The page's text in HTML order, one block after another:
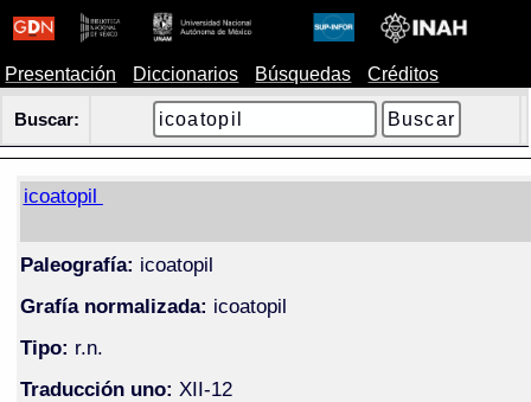
Presentación Diccionarios Búsquedas Créditos
Buscar:
icoatopil
Paleografía: icoatopil
Grafía normalizada: icoatopil
Tipo: r.n.
Traducción uno: XII-12